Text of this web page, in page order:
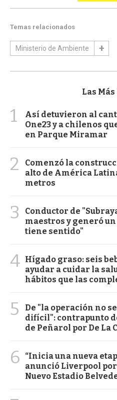
Temas relacionados
Ministerio de Ambiente
Las
1
Así detuvieron al
One23 y a chilenos
en Parque Miramar
2
Comenzó la
alto de América
metros
3
Conductor de
maestros y generó
tiene sentido"
4 Hígado graso: seis
ayudar a cuidar la
hábitos que las
5
De "la operación no
difícil": contrapunto
de Peñarol por De La
6
“Inicia una nueva
anunció Liverpool
Nuevo Estadio